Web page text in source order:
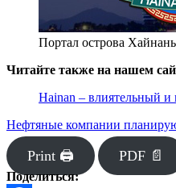
Портал острова Хайнань
Читайте также на нашем
Hainan – влиятельный и
Нефтяные компании
Print 🖨 PDF 📄
Поделиться: